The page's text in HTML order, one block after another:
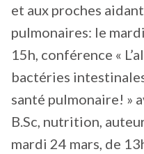
et aux proches
pulmonaires: le
15h, conférence «
bactéries
santé pulmonaire! »
B.Sc, nutrition,
mardi 24 mars, de